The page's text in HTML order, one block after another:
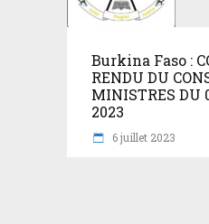
Burkina Faso :
RENDU DU
MINISTRES DU
2023
6 juillet 2023